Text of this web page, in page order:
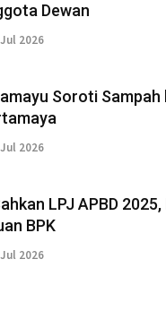
Dewan
2026
Soroti Sampah
2026
LPJ APBD
BPK
2026